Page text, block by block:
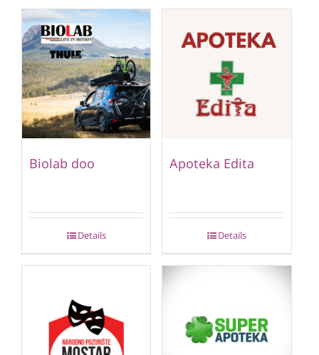
Biolab doo
Details
Apoteka Edita
Details